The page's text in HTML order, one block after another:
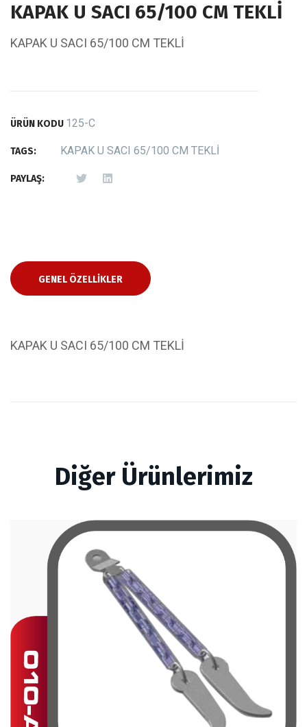
KAPAK U SACI 65/100 CM TEKLİ
KAPAK U SACI 65/100 CM TEKLİ
ÜRÜN KODU 125-C
TAGS: KAPAK U SACI 65/100 CM TEKLİ
PAYLAŞ:
GENEL ÖZELLIKLER
KAPAK U SACI 65/100 CM TEKLİ
Diğer Ürünlerimiz